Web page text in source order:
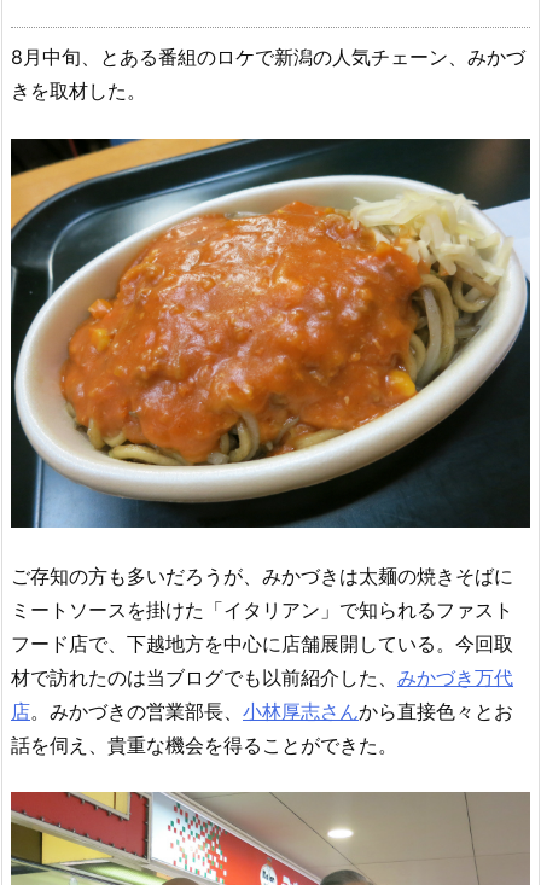
8月中旬、とある番組のロケで新潟の人気チェーン、みかづ
きを取材した。
ご存知の方も多いだろうが、みかづきは太麺の焼きそばに
ミートソースを掛けた「イタリアン」で知られるファスト
フード店で、下越地方を中心に店舗展開している。今回取
材で訪れたのは当ブログでも以前紹介した、 みかづき万代
店。みかづきの営業部長、 小林厚志さんから直接色々とお
話を伺え、貴重な機会を得ることができた。